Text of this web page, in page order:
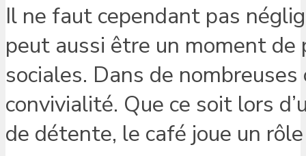
Il ne faut cependant pas
peut aussi être un moment
sociales. Dans de
convivialité. Que ce soit lors
de détente, le café joue un